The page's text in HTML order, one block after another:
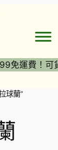
免運費！可
球蘭”